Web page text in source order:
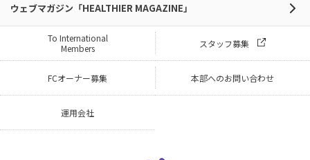
ウェブマガジン「HEALTHIER MAGAZINE」
To International
Members
スタッフ募集
FCオーナー募集 本部へのお問い合わせ
運用会社